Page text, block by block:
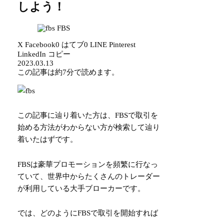
しよう！
FBS
X Facebook0 はてブ0 LINE Pinterest
LinkedIn コピー
2023.03.13
この記事は約7分で読めます。
この記事に辿り着いた方は、FBSで取引を
始める方法がわからない方が検索して辿り
着いたはずです。
FBSは豪華プロモーションを頻繁に行なっ
ていて、世界中からたくさんのトレーダー
が利用している大手ブローカーです。
では、どのようにFBSで取引を開始すれば